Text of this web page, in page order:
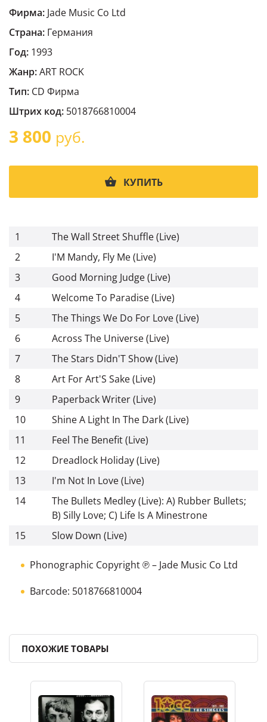
Фирма: Jade Music Co Ltd
Страна: Германия
Год: 1993
Жанр:ART ROCK
Тип: CD Фирма
Штрих код: 5018766810004
3 800 руб.
КУПИТЬ
1
The Wall Street Shuffle (Live)
2
I'M Mandy, Fly Me (Live)
3
Good Morning Judge (Live)
4
Welcome To Paradise (Live)
5
The Things We Do For Love (Live)
6
Across The Universe (Live)
7
The Stars Didn'T Show (Live)
8
Art For Art'S Sake (Live)
9
Paperback Writer (Live)
10
Shine A Light In The Dark (Live)
11
Feel The Benefit (Live)
12
Dreadlock Holiday (Live)
13
I'm Not In Love (Live)
14
The Bullets Medley (Live): A) Rubber Bullets;
B) Silly Love; C) Life Is A Minestrone
15
Slow Down (Live)
Phonographic Copyright ℗– Jade Music Co Ltd
Barcode: 5018766810004
ПОХОЖИЕ ТОВАРЫ